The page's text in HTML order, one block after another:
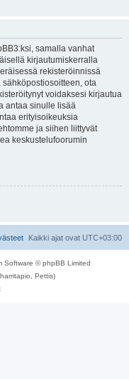
samalla vanhat
kirjautumiskerralla
rekisteröinnissä
ota
voidaksesi kirjautua
antaa sinulle lisää
erityisoikeuksia
ja siihen liittyvät
keskustelufoorumin
Kaikki ajat ovat UTC+03:00
Software © phpBB Limited
Pettis)